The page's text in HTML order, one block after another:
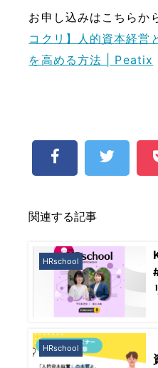
お申し込みはこちらか
コクリ】人的資本経営
を高める方法 | Peatix
関連する記事
HRschool
HRschool